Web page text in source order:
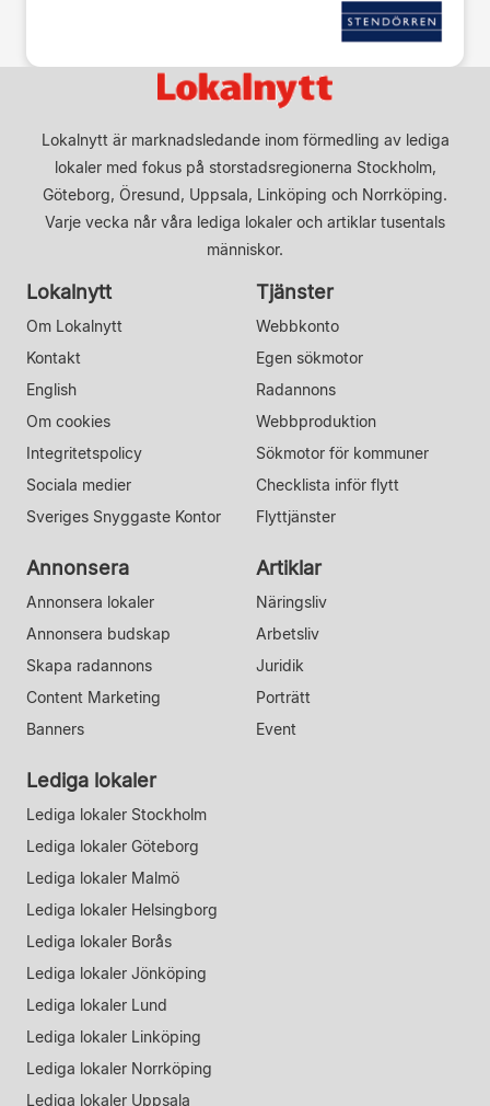
Lokalnytt är marknadsledande inom förmedling av lediga
lokaler med fokus på storstadsregionerna Stockholm,
Göteborg, Öresund, Uppsala, Linköping och Norrköping.
Varje vecka når våra lediga lokaler och artiklar tusentals
människor.
Lokalnytt
Om Lokalnytt
Kontakt
English
Om cookies
Integritetspolicy
Sociala medier
Sveriges Snyggaste Kontor
Tjänster
Webbkonto
Egen sökmotor
Radannons
Webbproduktion
Sökmotor för kommuner
Checklista inför flytt
Flyttjänster
Annonsera
Annonsera lokaler
Annonsera budskap
Skapa radannons
Content Marketing
Banners
Artiklar
Näringsliv
Arbetsliv
Juridik
Porträtt
Event
Lediga lokaler
Lediga lokaler Stockholm
Lediga lokaler Göteborg
Lediga lokaler Malmö
Lediga lokaler Helsingborg
Lediga lokaler Borås
Lediga lokaler Jönköping
Lediga lokaler Lund
Lediga lokaler Linköping
Lediga lokaler Norrköping
Lediga lokaler Uppsala